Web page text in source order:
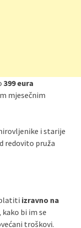
399 eura
mjesečnim
i starije
redovito pruža
izravno na
kako bi im se
troškovi.